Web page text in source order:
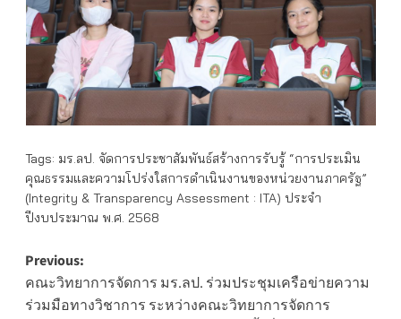
Tags: มร.ลป. จัดการประชาสัมพันธ์สร้างการรับรู้ “การประเมิน
คุณธรรมและความโปร่งใสการดำเนินงานของหน่วยงานภาครัฐ”
(Integrity & Transparency Assessment : ITA) ประจำ
ปีงบประมาณ พ.ศ. 2568
Post
navigation
Previous:
คณะวิทยาการจัดการ มร.ลป. ร่วมประชุมเครือข่ายความ
ร่วมมือทางวิชาการ ระหว่างคณะวิทยาการจัดการ